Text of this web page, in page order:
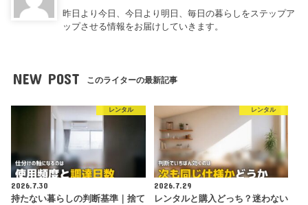
昨日より今日、今日より明日、毎日の暮らしをステップア
ップさせる情報をお届けしていきます。
NEW POST このライターの最新記事
レンタル
2026.7.30
持たない暮らしの判断基準｜捨て
レンタル
2026.7.29
レンタルと購入どっち？迷わない